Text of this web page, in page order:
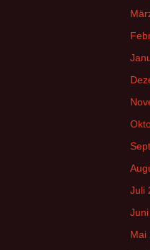
Juli
Mai